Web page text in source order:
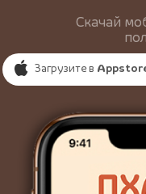
Скачай
Загрузите в